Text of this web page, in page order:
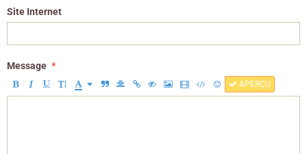
Site Internet
Message
APERÇU